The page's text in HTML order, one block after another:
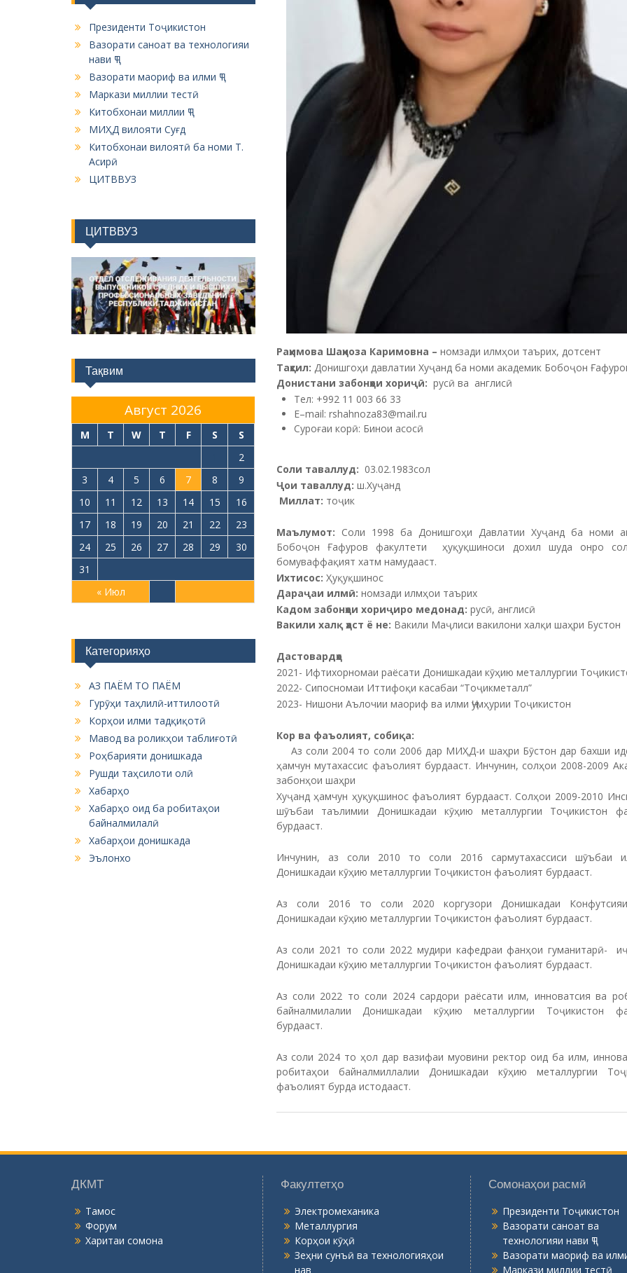
Раҳимова Шаҳноза Каримовна – номзади илмҳои таърих, дотсент
Таҳсил: Донишгоҳи давлатии Хуҷанд ба номи академик Бобоҷон
Донистани забонҳои хориҷӣ: русӣ ва англисӣ
Тел: +992 11 003 66 33
E–mail: rshahnoza83@mail.ru
Суроғаи корӣ: Бинои асосӣ
Соли таваллуд: 03.02.1983сол
Ҷои таваллуд: ш.Хуҷанд
Миллат: тоҷик
Маълумот: Соли 1998 ба Донишгоҳи Давлатии Хуҷанд ба номи
Бобоҷон Ғафуров факултети ҳуқуқшиноси дохил шуда онро
бомуваффақият хатм намудааст.
Ихтисос: Ҳуқуқшинос
Дараҷаи илмӣ: номзади илмҳои таърих
Кадом забонҳои хориҷиро медонад: русӣ, англисӣ
Вакили халқ ҳаст ё не: Вакили Маҷлиси вакилони халқи шаҳри Бустон
Дастовардҳо
2021- Ифтихорномаи раёсати Донишкадаи кӯҳию металлургии
2022- Сипосномаи Иттифоқи касабаи “Тоҷикметалл”
2023- Нишони Аълочии маориф ва илми Ҷумҳурии Тоҷикистон
Кор ва фаъолият, собиқа:
Аз соли 2004 то соли 2006 дар МИҲД-и шаҳри Бӯстон дар бахши
ҳамчун мутахассис фаъолият бурдааст. Инчунин, солҳои 2008-2009
забонҳои шаҳри
Хуҷанд ҳамчун ҳуқуқшинос фаъолият бурдааст. Солҳои 2009-2010
шӯъбаи таълимии Донишкадаи кӯҳию металлургии Тоҷикистон
бурдааст.
Инчунин, аз соли 2010 то соли 2016 сармутахассиси шӯъбаи
Донишкадаи кӯҳию металлургии Тоҷикистон фаъолият бурдааст.
Аз соли 2016 то соли 2020 коргузори Донишкадаи
Донишкадаи кӯҳию металлургии Тоҷикистон фаъолият бурдааст.
Аз соли 2021 то соли 2022 мудири кафедраи фанҳои гуманитарӣ-
Донишкадаи кӯҳию металлургии Тоҷикистон фаъолият бурдааст.
Аз соли 2022 то соли 2024 сардори раёсати илм, инноватсия ва
байналмилалии Донишкадаи кӯҳию металлургии Тоҷикистон
бурдааст.
Аз соли 2024 то ҳол дар вазифаи муовини ректор оид ба илм,
робитаҳои байналмиллалии Донишкадаи кӯҳию металлургии
фаъолият бурда истодааст.
Президенти Тоҷикистон
Вазорати саноат ва технологияи
нави ҶТ
Вазорати маориф ва илми ҶТ
Маркази миллии тестӣ
Китобхонаи миллии ҶТ
МИҲД вилояти Суғд
Китобхонаи вилоятӣ ба номи Т.
Асирӣ
ЦИТВВУЗ
ЦИТВВУЗ
Тақвим
Август 2026
M T W T F S S
« Июл
2
3
4 5 6 7 8
9
10
11 12 13 14 15
16
17
18 19 20 21 22
23
24
25 26 27 28 29
30
31
Категорияҳо
АЗ ПАЁМ ТО ПАЁМ
Гурӯҳи таҳлилӣ-иттилоотӣ
Корҳои илми тадқиқотӣ
Мавод ва роликҳои таблиғотӣ
Роҳбарияти донишкада
Рушди таҳсилоти олӣ
Хабарҳо
Хабарҳо оид ба робитаҳои
байналмилалӣ
Хабарҳои донишкада
Эълонхо
ДКМТ
Тамос
Форум
Харитаи сомона
Факултетҳо
Электромеханика
Металлургия
Корҳои кӯҳӣ
Зеҳни сунъӣ ва технологияҳои
нав
Сомонаҳои расмӣ
Президенти Тоҷикистон
Вазорати саноат ва
технологияи нави ҶТ
Вазорати маориф ва
Маркази миллии тестӣ